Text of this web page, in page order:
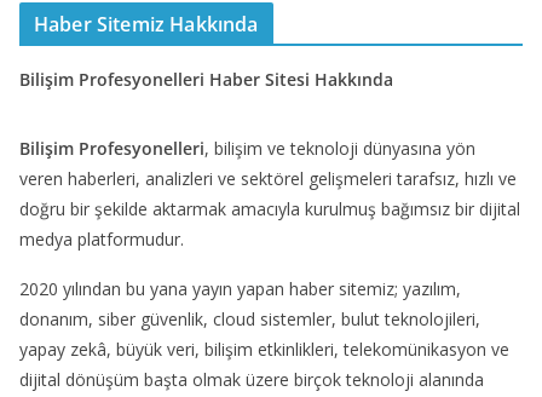
Haber Sitemiz Hakkında
Bilişim Profesyonelleri Haber Sitesi Hakkında
Bilişim Profesyonelleri, bilişim ve teknoloji dünyasına yön
veren haberleri, analizleri ve sektörel gelişmeleri tarafsız, hızlı ve
doğru bir şekilde aktarmak amacıyla kurulmuş bağımsız bir dijital
medya platformudur.
2020 yılından bu yana yayın yapan haber sitemiz; yazılım,
donanım, siber güvenlik, cloud sistemler, bulut teknolojileri,
yapay zekâ, büyük veri, bilişim etkinlikleri, telekomünikasyon ve
dijital dönüşüm başta olmak üzere birçok teknoloji alanında